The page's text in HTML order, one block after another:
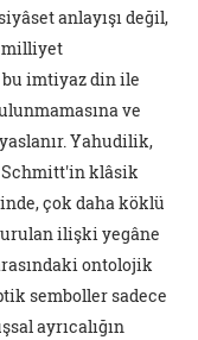
anlayışı değil,
milliyet
imtiyaz din ile
ve
Yahudilik,
Schmitt'in klâsik
çok daha köklü
ilişki yegâne
ontolojik
semboller sadece
ayrıcalığın